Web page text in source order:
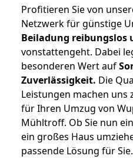
Profitieren Sie von
Netzwerk für günstige
Beiladung reibungslos
vonstattengeht. Dabei
besonderen Wert auf
Zuverlässigkeit. Die
Leistungen machen uns
für Ihren Umzug von
Mühltroff. Ob Sie nun
ein großes Haus
passende Lösung für Sie.